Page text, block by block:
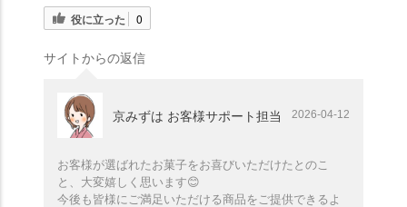
役に立った 0
サイトからの返信
京みずは お客様サポート担当 2026-04-12
お客様が選ばれたお菓子をお喜びいただけたとのこ
と、大変嬉しく思います😊
今後も皆様にご満足いただける商品をご提供できるよ